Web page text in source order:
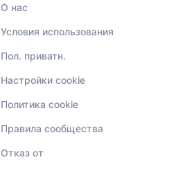
О нас
Условия использования
Пол. приватн.
Настройки cookie
Политика cookie
Правила сообщества
Отказ от